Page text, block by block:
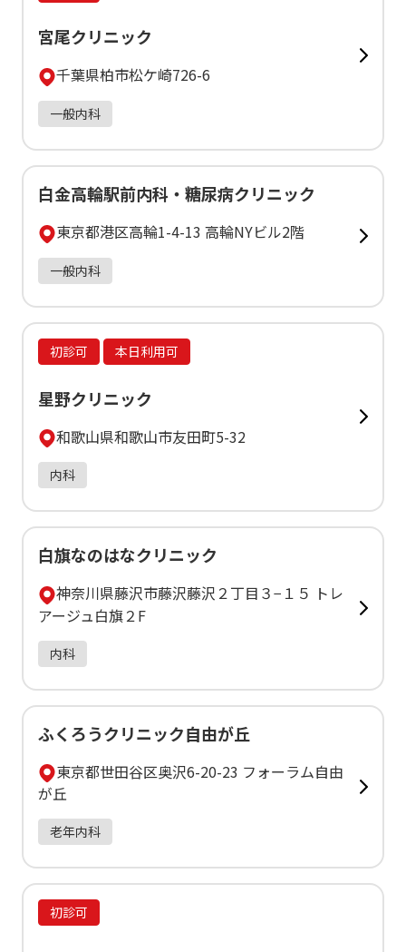
宮尾クリニック
千葉県柏市松ケ崎726-6
一般内科
白金高輪駅前内科・糖尿病クリニック
東京都港区高輪1-4-13 高輪NYビル2階
一般内科
初診可 本日利用可
星野クリニック
和歌山県和歌山市友田町5-32
内科
白旗なのはなクリニック
神奈川県藤沢市藤沢藤沢２丁目３−１５ トレ
アージュ白旗２F
内科
ふくろうクリニック自由が丘
東京都世田谷区奥沢6-20-23 フォーラム自由
が丘
老年内科
初診可